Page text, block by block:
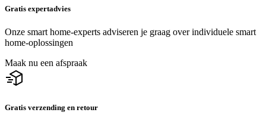
Gratis expertadvies
Onze smart home-experts adviseren je graag over individuele smart
home-oplossingen
Maak nu een afspraak
Gratis verzending en retour